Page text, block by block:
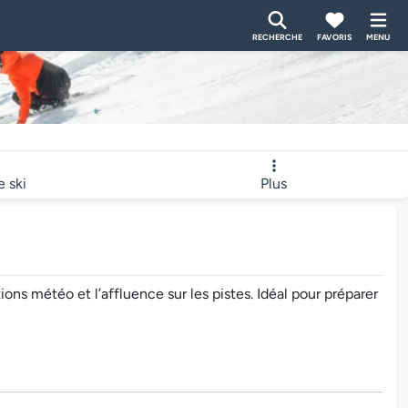
RECHERCHE FAVORIS MENU
ski Plus
météo et l’affluence sur les pistes. Idéal pour préparer